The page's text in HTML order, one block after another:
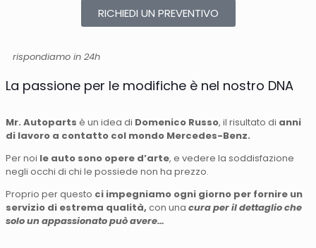
RICHIEDI UN PREVENTIVO
rispondiamo in 24h
La passione per le modifiche è nel nostro DNA
Mr. Autoparts è un idea di Domenico Russo, il risultato di anni
di lavoro a contatto col mondo Mercedes-Benz.
Per noi le auto sono opere d’arte, e vedere la soddisfazione
negli occhi di chi le possiede non ha prezzo.
Proprio per questo ci impegniamo ogni giorno per fornire un
servizio di estrema qualità, con una cura per il dettaglio che
solo un appassionato può avere…